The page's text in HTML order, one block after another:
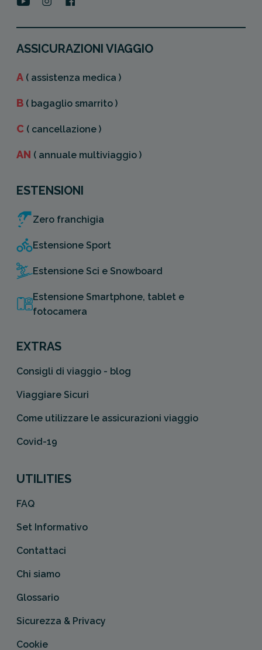
ASSICURAZIONI VIAGGIO
A ( assistenza medica )
B ( bagaglio smarrito )
C ( cancellazione )
AN ( annuale multiviaggio )
ESTENSIONI
Zero franchigia
Estensione Sport
Estensione Sci e Snowboard
Estensione Smartphone, tablet e
fotocamera
EXTRAS
Consigli di viaggio - blog
Viaggiare Sicuri
Come utilizzare le assicurazioni viaggio
Covid-19
UTILITIES
FAQ
Set Informativo
Contattaci
Chi siamo
Glossario
Sicurezza & Privacy
Cookie